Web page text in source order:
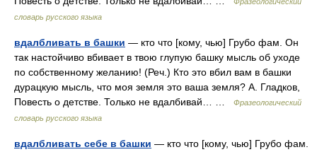
словарь русского языка
вдалбливать в башки — кто что [кому, чью] Грубо фам. Он
так настойчиво вбивает в твою глупую башку мысль об уходе
по собственному желанию! (Реч.) Кто это вбил вам в башки
дурацкую мысль, что моя земля это ваша земля? А. Гладков,
Повесть о детстве. Только не вдалбивай… …
Фразеологический
словарь русского языка
вдалбливать себе в башки — кто что [кому, чью] Грубо фам.